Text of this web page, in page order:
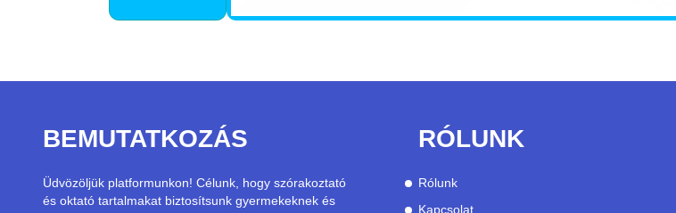
BEMUTATKOZÁS
Üdvözöljük platformunkon! Célunk, hogy szórakoztató
és oktató tartalmakat biztosítsunk gyermekeknek és
RÓLUNK
Rólunk
Kapcsolat